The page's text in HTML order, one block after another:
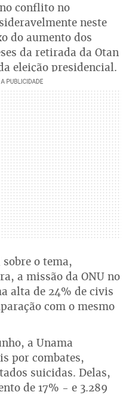
conflito no
neste
do aumento dos
da retirada da Otan
eleição presidencial.
o tema,
a missão da ONU no
alta de 24% de civis
com o mesmo
a Unama
por combates,
suicidas. Delas,
de 17% - e 3.289